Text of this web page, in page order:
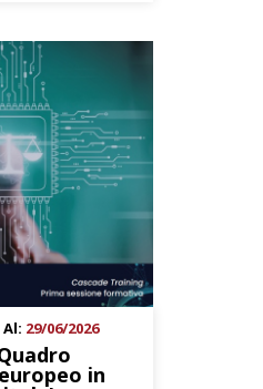
Al: 29/06/2026
in